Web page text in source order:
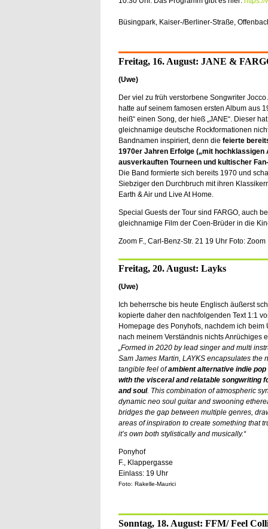
Büsingpark, Kaiser-/Berliner-Straße,
Freitag, 16. August: JANE &
(Uwe)
Der viel zu früh verstorbene Songwriter Jocco
hatte auf seinem famosen ersten Album aus
heiß“ einen Song, der hieß „JANE“. Dieser
gleichnamige deutsche Rockformationen
Bandnamen inspiriert, denn die feierte
1970er Jahren Erfolge („mit hochklassigen
ausverkauften Tourneen und kultischer
Die Band formierte sich bereits 1970 und
Siebziger den Durchbruch mit ihren
Earth & Air und Live At Home.
Special Guests der Tour sind FARGO, auch
gleichnamige Film der Coen-Brüder in die
Zoom F., Carl-Benz-Str. 21 19 Uhr Foto:
Freitag, 20. August: Layks
(Uwe)
Ich beherrsche bis heute Englisch äußerst
kopierte daher den nachfolgenden Text 1:1
Homepage des Ponyhofs, nachdem ich beim
nach meinem Verständnis nichts Anrüchiges
„Formed in 2020 by lead singer and multi
Sam James Martin, LAYKS encapsulates the
tangible feel ofambient alternative indie pop
with the visceral and relatable songwriting
and soul. This combination of atmospheric
dynamic neo soul guitar and swooning
bridges the gap between multiple genres,
areas of inspiration to create something that
it’s own both stylistically and musically.“
Ponyhof
F., Klappergasse
Einlass: 19 Uhr
Foto: Rakelle-Maurici
Sonntag, 18. August: FFM/ Feel